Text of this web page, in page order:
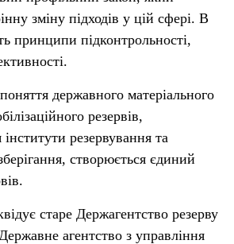
зміну підходів у цій сфері. В
принципи підконтрольності,
державного матеріального
резервів,
резервування та
створюється єдиний
старе Держагентство резерву
агентство з управління